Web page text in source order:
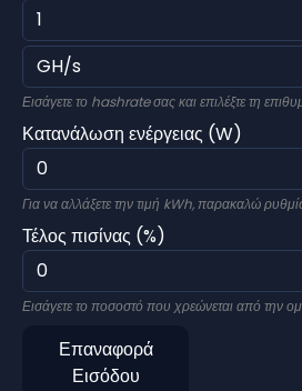
Εισάγετε το hashrate σας και επιλέξτε τη
Κατανάλωση ενέργειας (W)
Για να αλλάξετε την τιμή kWh, παρακαλώ
Τέλος πισίνας (%)
Εισάγετε το ποσοστό που χρεώνεται από την
Επαναφορά
Εισόδου